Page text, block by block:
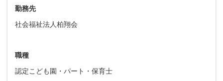
勤務先
社会福祉法人柏翔会
職種
認定こども園・パート・保育士